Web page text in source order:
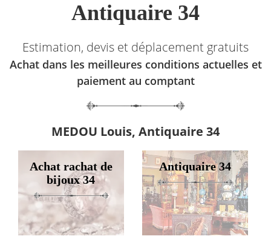
Antiquaire 34
Estimation, devis et déplacement gratuits
Achat dans les meilleures conditions actuelles et
paiement au comptant
MEDOU Louis, Antiquaire 34
Achat rachat de
bijoux 34
Antiquaire 34